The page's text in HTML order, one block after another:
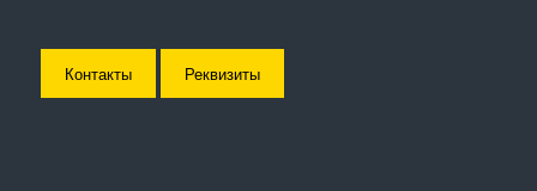
Контакты Реквизиты